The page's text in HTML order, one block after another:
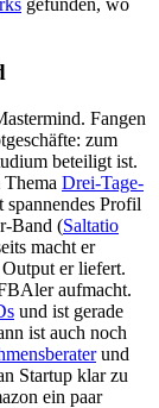
gefunden, wo
Fangen
zum
beteiligt ist.
Drei-Tage-
spannendes Profil
Band (Saltatio
macht er
er liefert.
aufmacht.
und ist gerade
ist auch noch
und
Startup klar zu
ein paar